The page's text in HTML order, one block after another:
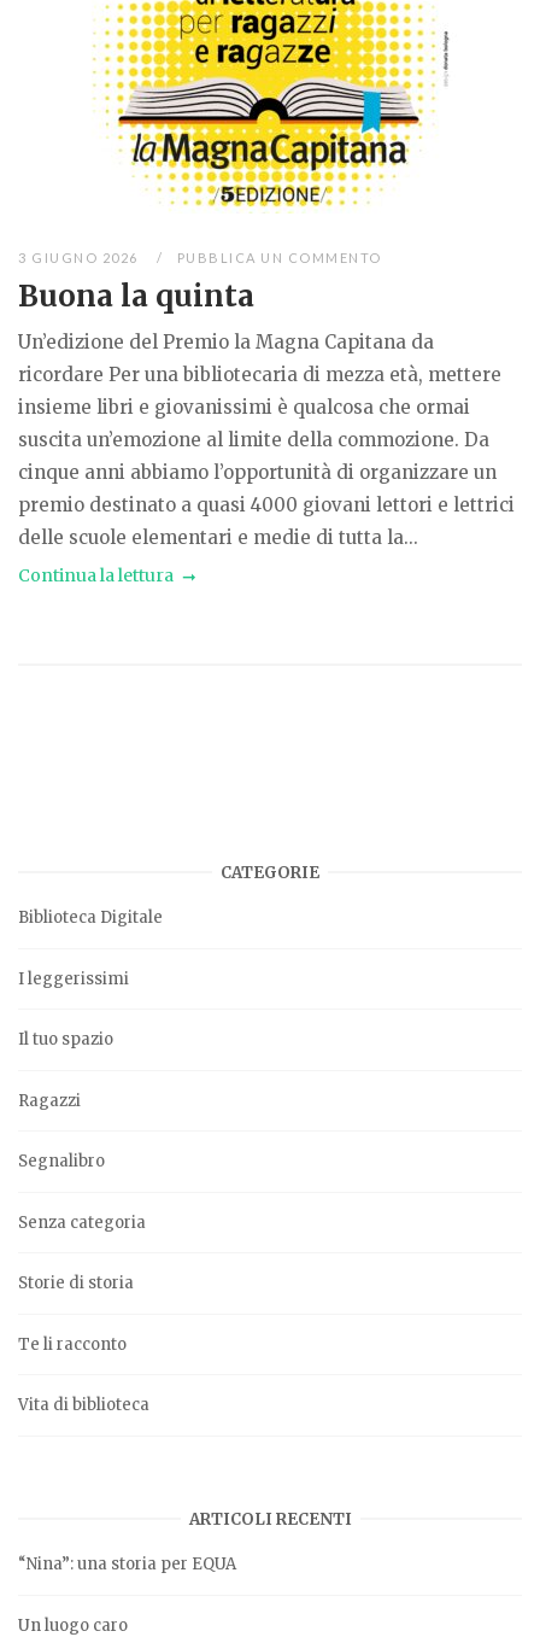
3 GIUGNO 2026 PUBBLICA UN COMMENTO
Buona la quinta
Un’edizione del Premio la Magna Capitana da
ricordare Per una bibliotecaria di mezza età, mettere
insieme libri e giovanissimi è qualcosa che ormai
suscita un’emozione al limite della commozione. Da
cinque anni abbiamo l’opportunità di organizzare un
premio destinato a quasi 4000 giovani lettori e lettrici
delle scuole elementari e medie di tutta la...
Continua la lettura
CATEGORIE
Biblioteca Digitale
I leggerissimi
Il tuo spazio
Ragazzi
Segnalibro
Senza categoria
Storie di storia
Te li racconto
Vita di biblioteca
ARTICOLI RECENTI
“Nina”: una storia per EQUA
Un luogo caro